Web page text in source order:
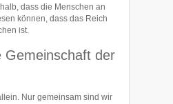
dass die Menschen an
kön­nen, dass das Reich
ist.
Gemeinschaft der
Nur gemeinsam sind wir